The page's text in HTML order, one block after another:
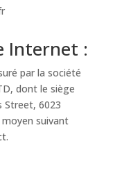
Internet :
par la société
dont le siège
Street, 6023
suivant
.